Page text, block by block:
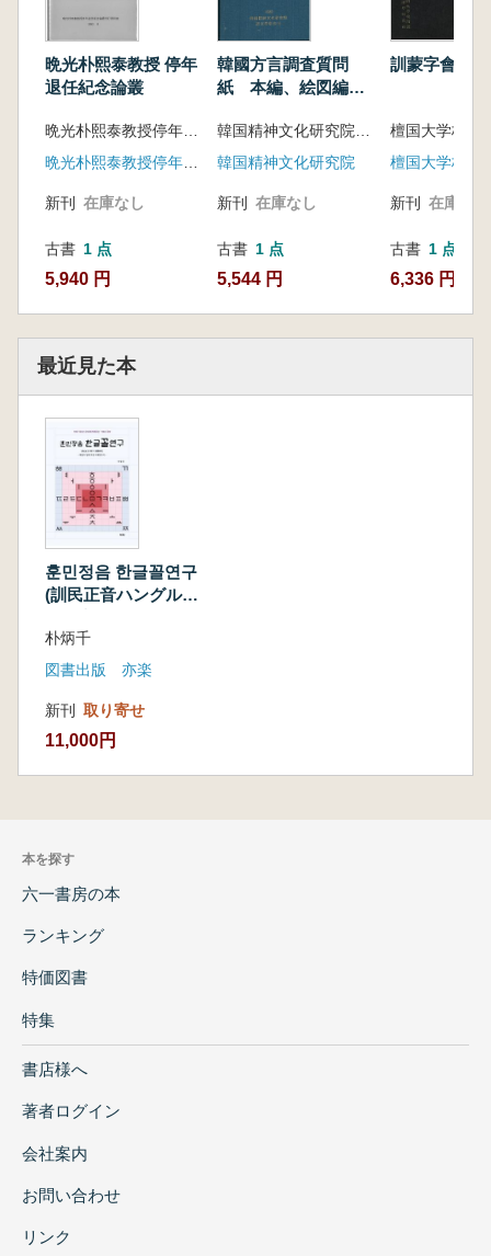
晩光朴熙泰教授 停年
退任紀念論叢
新刊 在庫なし
古書 1 点
5,940 円
韓國方言調査質問
紙 本編、絵図編 2
韓国精神文化研究院
新刊 在庫なし
古書 1 点
5,544 円
訓蒙字會
檀国大学校出
新刊 在庫なし
古書 1 点
6,336 円
最近見た本
훈민정음 한글꼴연구
(訓民正音ハングル字
朴炳千
図書出版 亦楽
新刊 取り寄せ
11,000円
本を探す
六一書房の本
ランキング
特価図書
特集
書店様へ
著者ログイン
会社案内
お問い合わせ
リンク